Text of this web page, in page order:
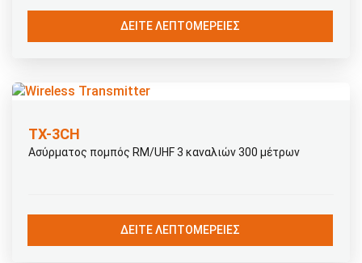
ΔΕΊΤΕ ΛΕΠΤΟΜΈΡΕΙΕΣ
TX-3CH
Ασύρματος πομπός RM/UHF 3 καναλιών 300 μέτρων
ΔΕΊΤΕ ΛΕΠΤΟΜΈΡΕΙΕΣ